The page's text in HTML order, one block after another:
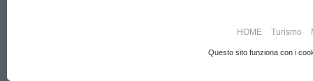
HOME Turismo
Questo sito funziona con i